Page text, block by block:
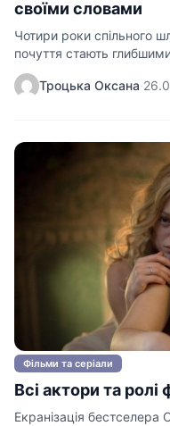
своїми словами
Чотири роки спільного
почуття стають
Троцька Оксана·
Фільми та серіали
Всі актори та ролі
Екранізація бестселера